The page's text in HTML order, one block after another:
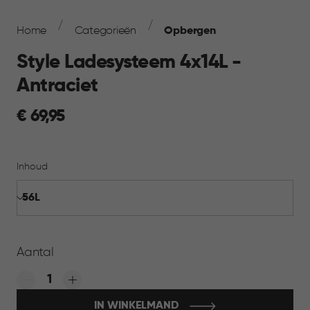
Navigation
Home Categorieën Opbergen
Style Ladesysteem 4x14L -
Antraciet
€
€ 69,95
Inhoud
Aantal
Quantity:
IN WINKELMAND